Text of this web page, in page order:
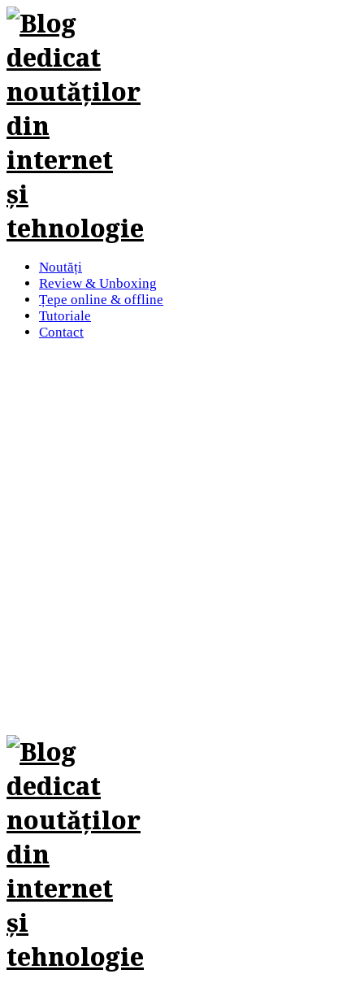
Noutăți
Review & Unboxing
Țepe online & offline
Tutoriale
Contact